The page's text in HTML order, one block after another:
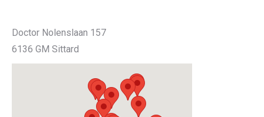
Doctor Nolenslaan 157
6136 GM Sittard